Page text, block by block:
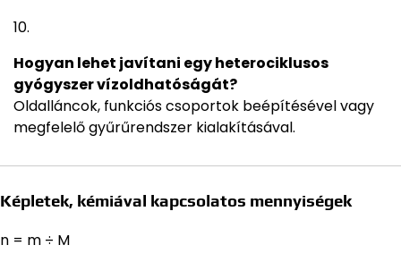
Hogyan lehet javítani egy heterociklusos
gyógyszer vízoldhatóságát?
Oldalláncok, funkciós csoportok beépítésével vagy
megfelelő gyűrűrendszer kialakításával.
Képletek, kémiával kapcsolatos mennyiségek
n = m ÷ M